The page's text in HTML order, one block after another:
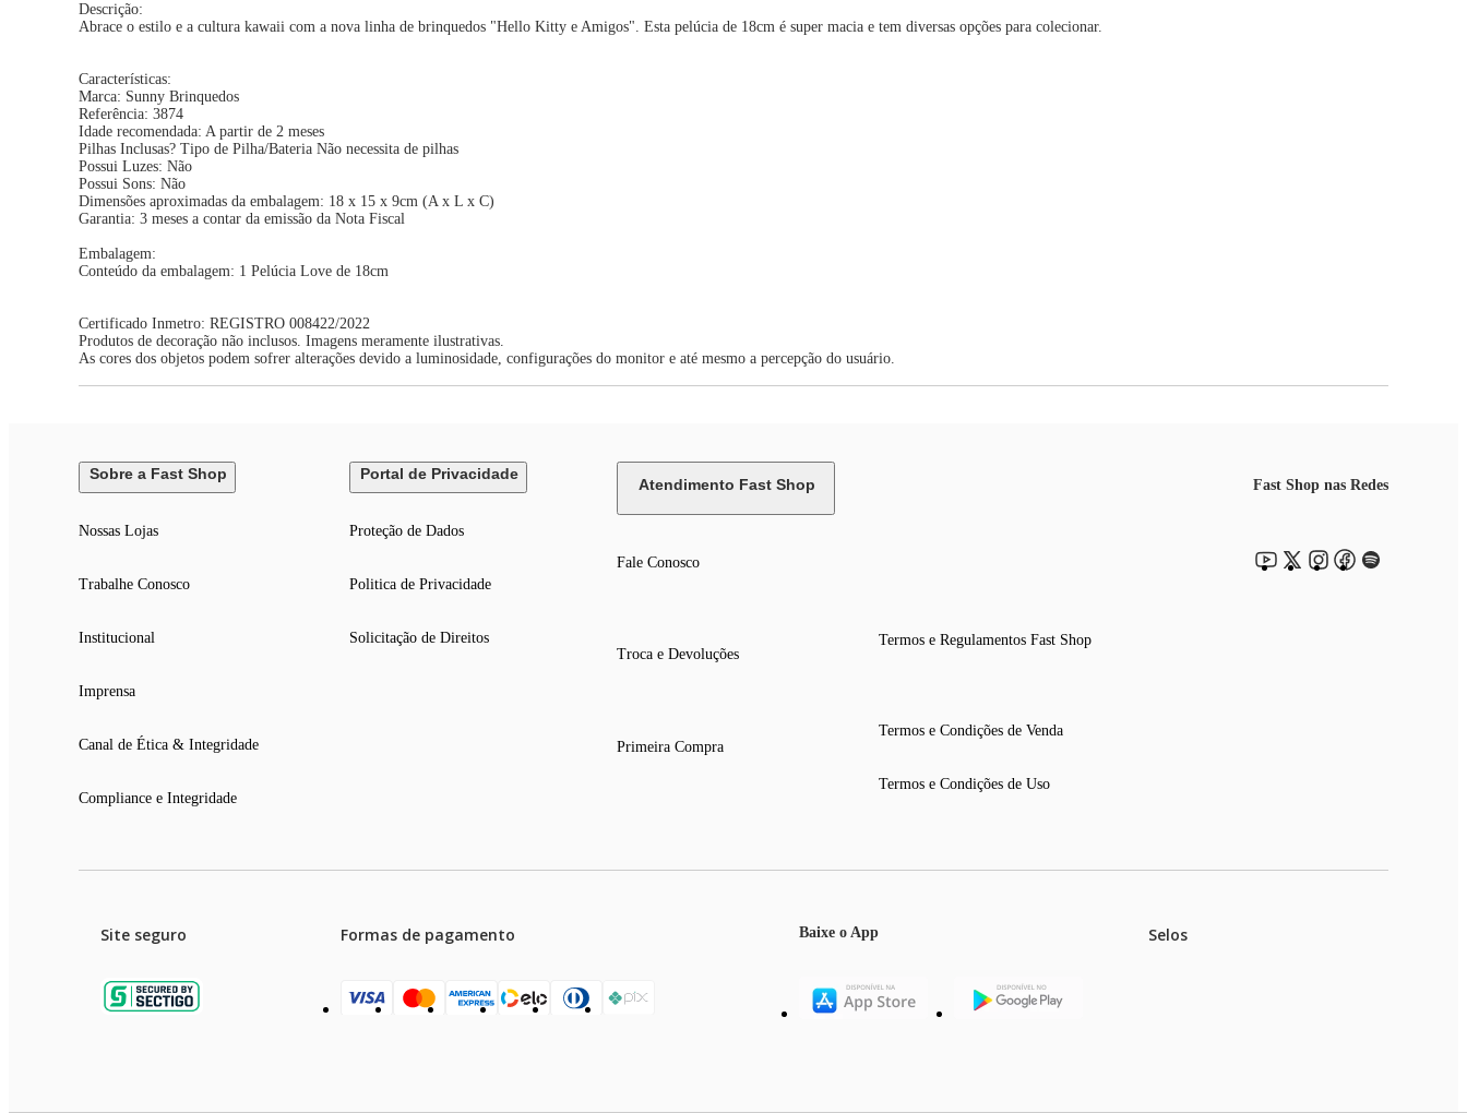
Descrição:
Abrace o estilo e a cultura kawaii com a nova linha de brinquedos "Hello Kitty e Amigos". Esta pelúcia de 18cm é super macia e tem diversas opções para colecionar.
Características:
Marca: Sunny Brinquedos
Referência: 3874
Idade recomendada: A partir de 2 meses
Pilhas Inclusas? Tipo de Pilha/Bateria Não necessita de pilhas
Possui Luzes: Não
Possui Sons: Não
Dimensões aproximadas da embalagem: 18 x 15 x 9cm (A x L x C)
Garantia: 3 meses a contar da emissão da Nota Fiscal
Embalagem:
Conteúdo da embalagem: 1 Pelúcia Love de 18cm
Certificado Inmetro: REGISTRO 008422/2022
Produtos de decoração não inclusos. Imagens meramente ilustrativas.
As cores dos objetos podem sofrer alterações devido a luminosidade, configurações do monitor e até mesmo a percepção do usuário.
Sobre a Fast Shop
Nossas Lojas
Trabalhe Conosco
Institucional
Imprensa
Canal de Ética & Integridade
Compliance e Integridade
Portal de Privacidade
Proteção de Dados
Politica de Privacidade
Solicitação de Direitos
Atendimento Fast Shop
Fale Conosco
Troca e Devoluções
Primeira Compra
Termos e Regulamentos Fast Shop
Termos e Condições de Venda
Termos e Condições de Uso
Fast Shop nas Redes
Site seguro Formas de pagamento Baixe o App Selos